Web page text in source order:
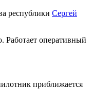
республики Сергей
Работает оперативный
приближается